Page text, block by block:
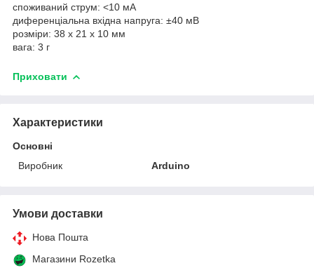
споживаний струм: <10 мА
диференціальна вхідна напруга: ±40 мВ
розміри: 38 х 21 х 10 мм
вага: 3 г
Приховати
Характеристики
Основні
Виробник
Arduino
Умови доставки
Нова Пошта
Магазини Rozetka